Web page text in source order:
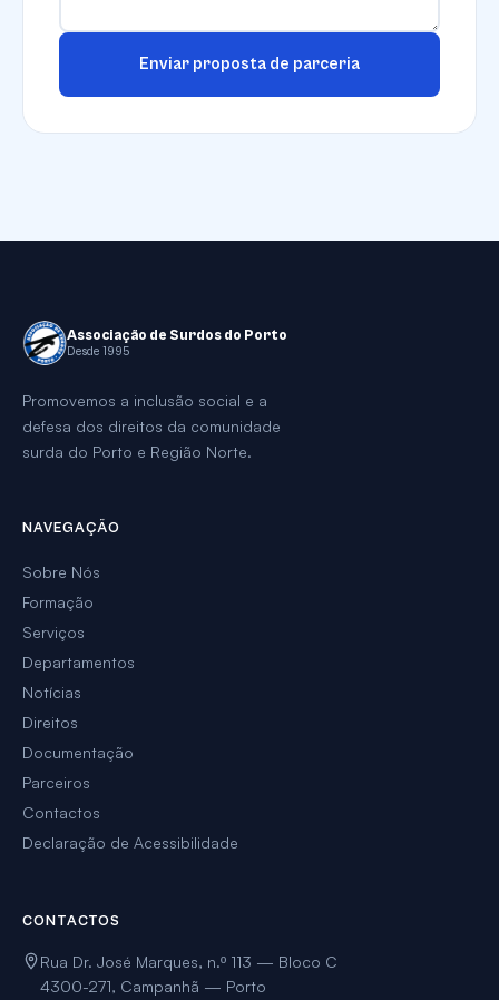
Enviar proposta de parceria
Associação de Surdos do Porto
Desde 1995
Promovemos a inclusão social e a
defesa dos direitos da comunidade
surda do Porto e Região Norte.
NAVEGAÇÃO
Sobre Nós
Formação
Serviços
Departamentos
Notícias
Direitos
Documentação
Parceiros
Contactos
Declaração de Acessibilidade
CONTACTOS
Rua Dr. José Marques, n.º 113 — Bloco C
4300-271, Campanhã — Porto